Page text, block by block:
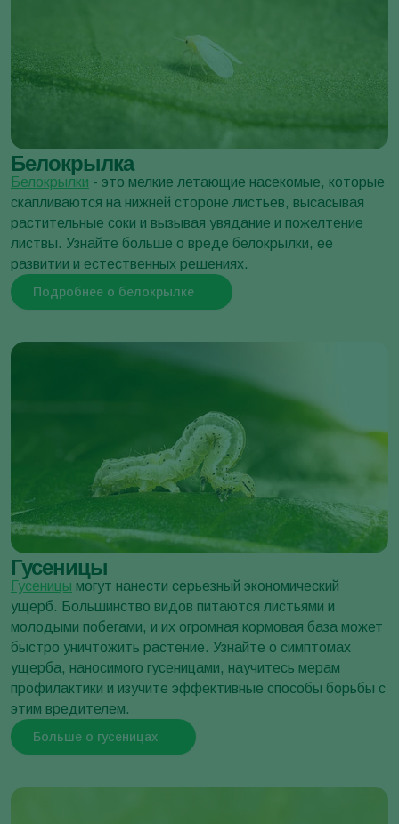
Моль картофельная клубневая
Phthorimaea operculella
Табачная листовертка
Heliothis virescens
Aphis gossypii
Тля табачная
Myzus nicotianae
Белокрылка
Белокрылки - это мелкие летающие насекомые, которые
скапливаются на нижней стороне листьев, высасывая
растительные соки и вызывая увядание и пожелтение
листвы. Узнайте больше о вреде белокрылки, ее
развитии и естественных решениях.
Подробнее о белокрылке
Гусеницы
Гусеницы могут нанести серьезный экономический
ущерб. Большинство видов питаются листьями и
молодыми побегами, и их огромная кормовая база может
быстро уничтожить растение. Узнайте о симптомах
ущерба, наносимого гусеницами, научитесь мерам
профилактики и изучите эффективные способы борьбы с
этим вредителем.
Больше о гусеницах